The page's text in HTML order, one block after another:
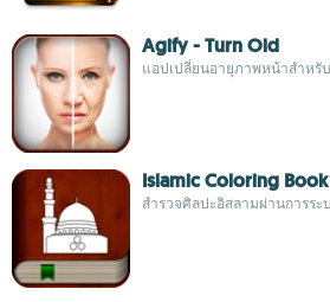
Agify - Turn Old
แอปเปลี่ยนอายุภาพหน้าสำหรั
Islamic Coloring Book
สำรวจศิลปะอิสลามผ่านการร